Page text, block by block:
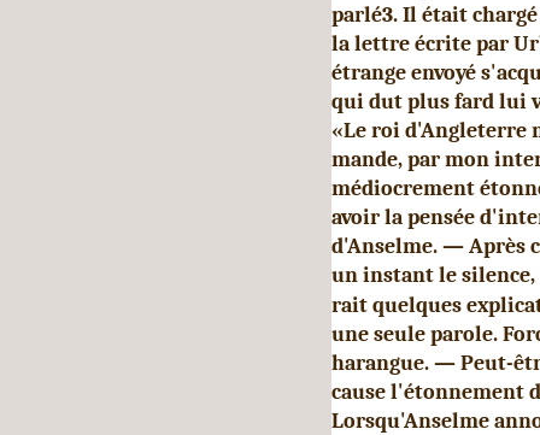
parlé3. Il était
la lettre écrite par
étrange envoyé
qui dut plus fard lui
«Le roi d'Angleterre
mande, par mon
médiocrement
avoir la pensée
d'Anselme. — Après
un instant le
rait quelques
une seule parole.
harangue. — Peut-
cause l'étonnement
Lorsqu'Anselme